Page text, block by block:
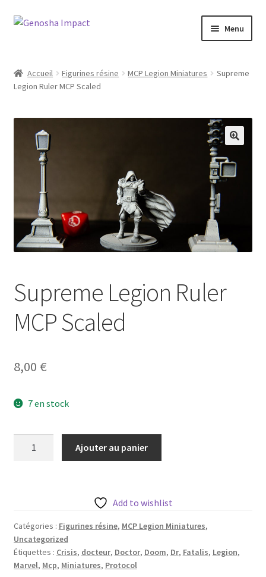
Aller
navigation
Aller
Menu
Cart
Checkout
My account
Wishlist
Accueil Figurines résine MCP Legion Miniatures
Supreme
Legion Ruler MCP Scaled
Supreme Legion Ruler
MCP Scaled
8,00 €
7 en stock
Scaled
Ajouter au panier
Add to wishlist
Catégories : Figurines résine, MCP Legion Miniatures,
Uncategorized
Étiquettes : Crisis, docteur, Doctor, Doom, Dr, Fatalis, Legion,
Marvel, Mcp, Miniatures, Protocol